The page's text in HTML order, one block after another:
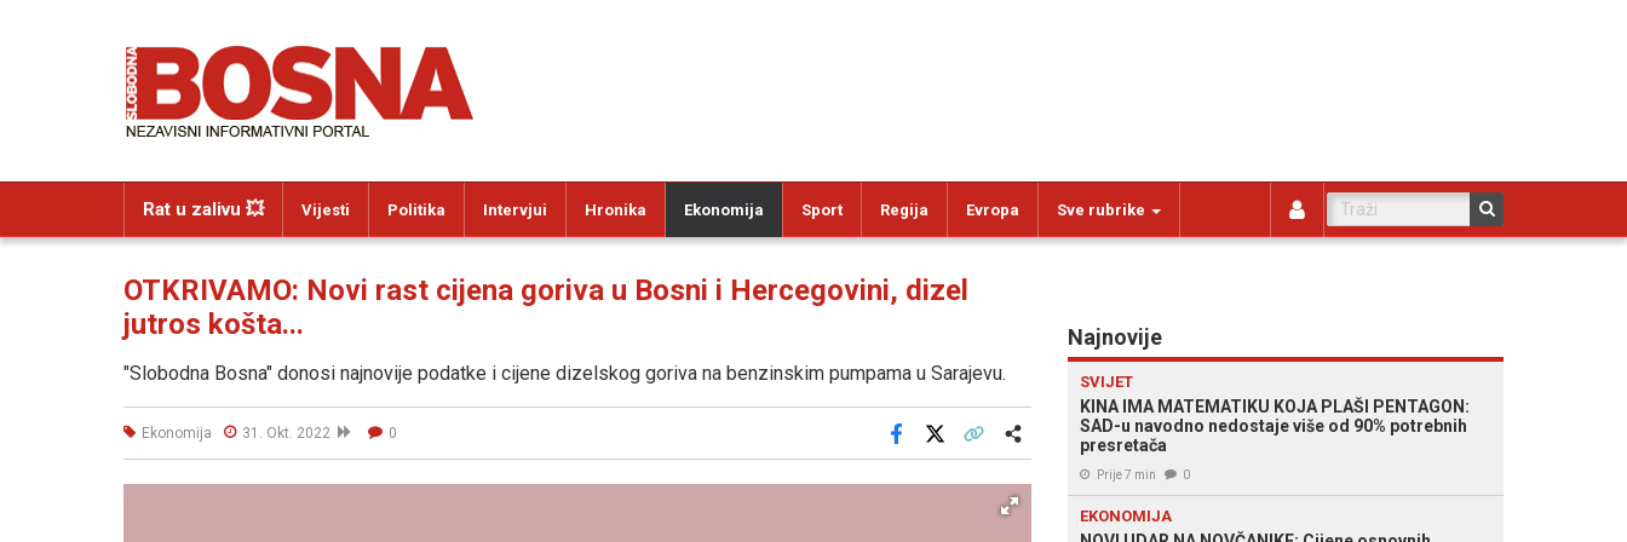
Rat u zalivu 💥 Vijesti Politika Intervjui Hronika Ekonomija Sport Regija Evropa Sve rubrike
OTKRIVAMO: Novi rast cijena goriva u Bosni i Hercegovini, dizel
jutros košta...
"Slobodna Bosna" donosi najnovije podatke i cijene dizelskog goriva na benzinskim pumpama u Sarajevu.
Ekonomija 31. Okt. 2022 0
Facebook
Najnovije
SVIJET
KINA IMA MATEMATIKU KOJA PLAŠI PENTAGON:
SAD-u navodno nedostaje više od 90% potrebnih
presretača
Prije 7 min 0
EKONOMIJA